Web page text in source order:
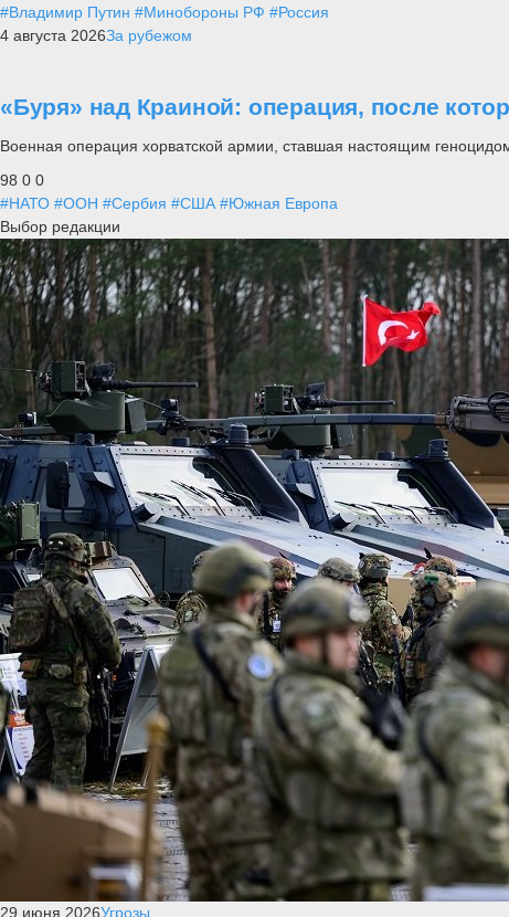
#Владимир Путин #Минобороны РФ #Россия
4 августа 2026За рубежом
«Буря» над Краиной: операция, после
Военная операция хорватской армии, ставшая настоящим
98 0 0
#НАТО #ООН #Сербия #США #Южная Европа
Выбор редакции
29 июня 2026Угрозы